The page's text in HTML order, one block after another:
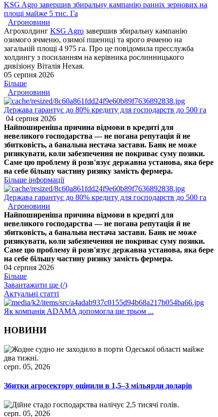
KSG Agro завершив збиральну кампанію ранніх зернових на
площі майже 5 тис. Га
Агроновини
Агрохолдинг KSG Agro завершив збиральну кампанію
озимого ячменю, озимої пшениці та ярого ячменю на
загальній площі 4 975 га. Про це повідомила пресслужба
холдингу з посиланням на керівника рослинницького
дивізіону Віталія Нехая.
05 серпня 2026
Більше
Агроновини
Держава гарантує до 80% кредиту для господарств до 500 га
04 серпня 2026
Найпоширеніша причина відмови в кредиті для
невеликого господарства — не погана репутація й не
збитковість, а банальна нестача застави. Банк не може
ризикувати, коли забезпечення не покриває суму позики.
Саме цю проблему й розв'язує державна установа, яка бере
на себе більшу частину ризику замість фермера.
Більше інформації
Держава гарантує до 80% кредиту для господарств до 500 га
Агроновини
Найпоширеніша причина відмови в кредиті для
невеликого господарства — не погана репутація й не
збитковість, а банальна нестача застави. Банк не може
ризикувати, коли забезпечення не покриває суму позики.
Саме цю проблему й розв'язує державна установа, яка бере
на себе більшу частину ризику замість фермера.
04 серпня 2026
Більше
Завантажити ще (/)
Актуальні статті
Як компанія ADAMA допомогла ще трьом ...
НОВИНИ
серп. 05, 2026
Збитки агросектору оцінили в 1,5–3 мільярди доларів
серп. 05, 2026